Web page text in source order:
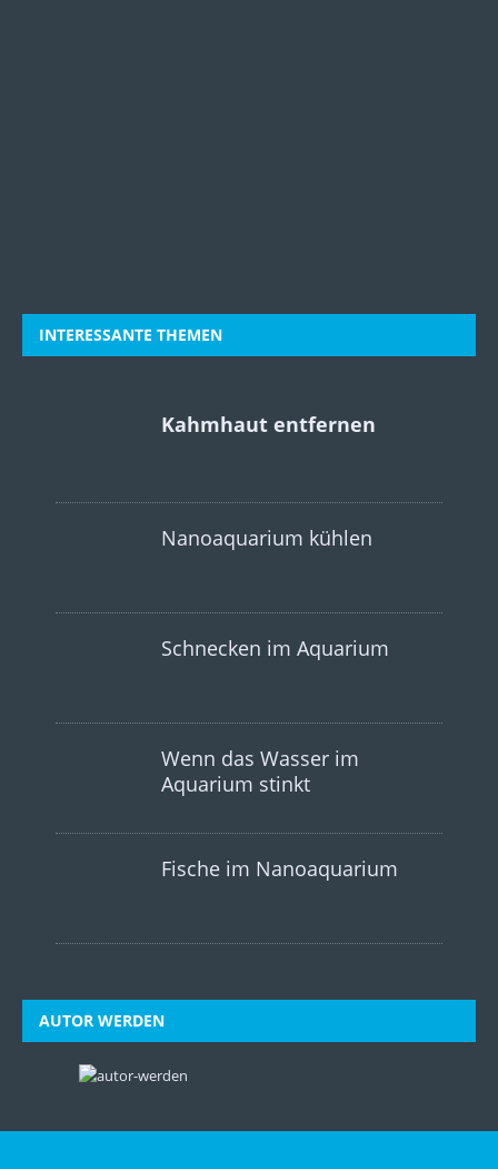
INTERESSANTE THEMEN
Kahmhaut entfernen
Nanoaquarium kühlen
Schnecken im Aquarium
Wenn das Wasser im
Aquarium stinkt
Fische im Nanoaquarium
AUTOR WERDEN